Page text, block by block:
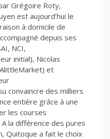
Grégoire Roty,
est aujourd’hui le
à domicile de
depuis ses
NCI,
initial), Nicolas
et
convaincre des milliers
entière grâce à une
les courses
la différence des pures
Quitoque a fait le choix